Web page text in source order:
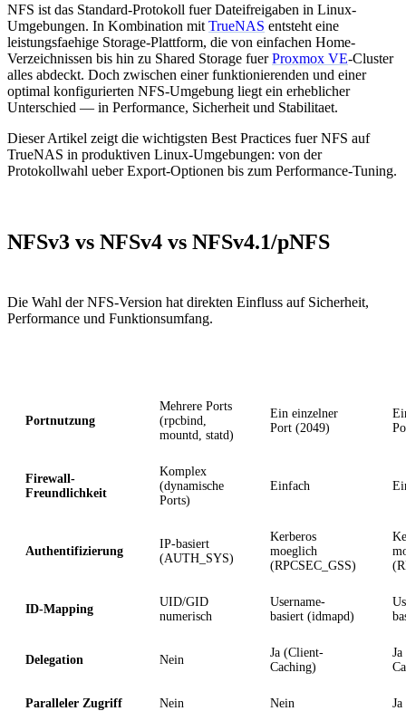
NFS ist das Standard-Protokoll fuer Dateifreigaben in Linux-
Umgebungen. In Kombination mit TrueNAS entsteht eine
leistungsfaehige Storage-Plattform, die von einfachen Home-
Verzeichnissen bis hin zu Shared Storage fuerProxmox VE-Cluster
alles abdeckt. Doch zwischen einer funktionierenden und einer
optimal konfigurierten NFS-Umgebung liegt ein erheblicher
Unterschied — in Performance, Sicherheit und Stabilitaet.
Dieser Artikel zeigt die wichtigsten Best Practices fuer NFS auf
TrueNAS in produktiven Linux-Umgebungen: von der
Protokollwahl ueber Export-Optionen bis zum Performance-Tuning.
NFSv3 vs NFSv4 vs NFSv4.1/pNFS
Die Wahl der NFS-Version hat direkten Einfluss auf Sicherheit,
Performance und Funktionsumfang.
Portnutzung
Mehrere Ports
(rpcbind,
mountd, statd)
Ein einzelner
Port (2049)
Firewall-
Freundlichkeit
Komplex
(dynamische
Ports)
Einfach
Authentifizierung
IP-basiert
(AUTH_SYS)
Kerberos
moeglich
(RPCSEC_GSS)
ID-Mapping
UID/GID
numerisch
Username-
basiert (idmapd)
Delegation Nein
Ja (Client-
Caching)
Paralleler Zugriff Nein Nein